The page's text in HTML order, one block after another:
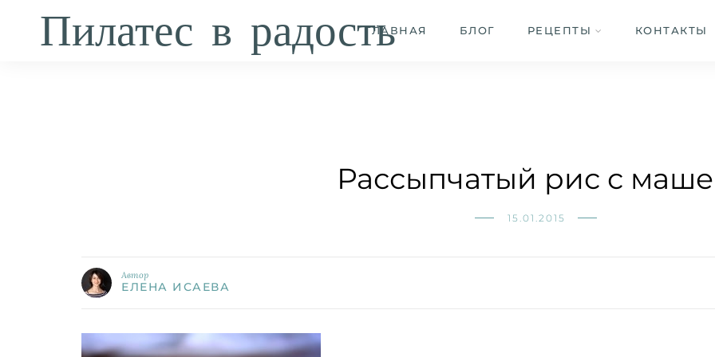
Пилатес в радостьГЛАВНАЯ БЛОГ РЕЦЕПТЫ КОНТАКТЫ
Рассыпчатый рис с
15.01.2015
Автор
ЕЛЕНА ИСАЕВА